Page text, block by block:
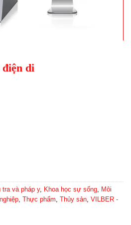
di
tra và pháp y, Khoa học sự sống
Môi
Thực phẩm Thủy sản VILBER -